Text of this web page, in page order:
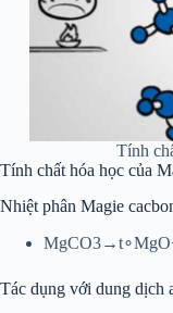
Tính
Tính chất hóa học của
Nhiệt phân Magie
Tác dụng với dung